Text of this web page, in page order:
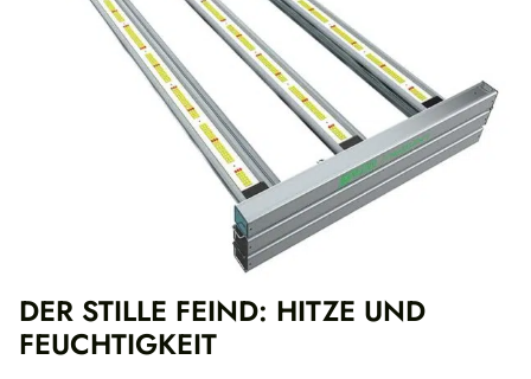
DER STILLE FEIND: HITZE UND
FEUCHTIGKEIT